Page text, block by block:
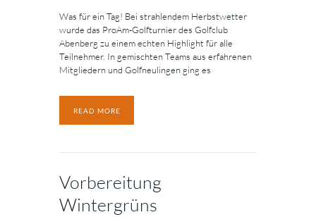
Was für ein Tag! Bei strahlendem Herbstwetter
wurde das ProAm-Golfturnier des Golfclub
Abenberg zu einem echten Highlight für alle
Teilnehmer. In gemischten Teams aus erfahrenen
Mitgliedern und Golfneulingen ging es
READ MORE
Vorbereitung
Wintergrüns